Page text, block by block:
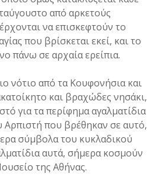
από αρκετούς
να επισκεφτούν το
που βρίσκεται εκεί, και το
πάνω σε αρχαία ερείπια.
νότιο από τα Κουφονήσια και
και βραχώδες νησάκι,
για τα περίφημα αγαλματίδια
Αρπιστή που βρέθηκαν σε αυτό,
σύμβολα του κυκλαδικού
αυτά, σήμερα κοσμούν
της Αθήνας.